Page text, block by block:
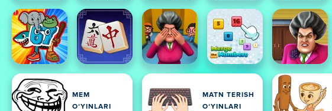
MEM
OʻYINLARI
MATN TERISH
OʻYINLARI